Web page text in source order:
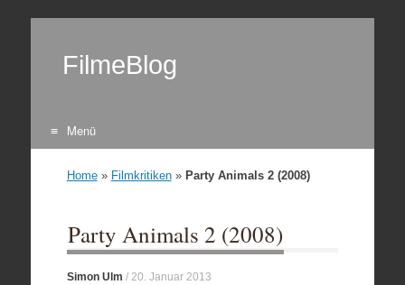
FilmeBlog
Menü
Home» Filmkritiken» Party Animals 2 (2008)
Party Animals 2 (2008)
Simon Ulm / 20. Januar 2013